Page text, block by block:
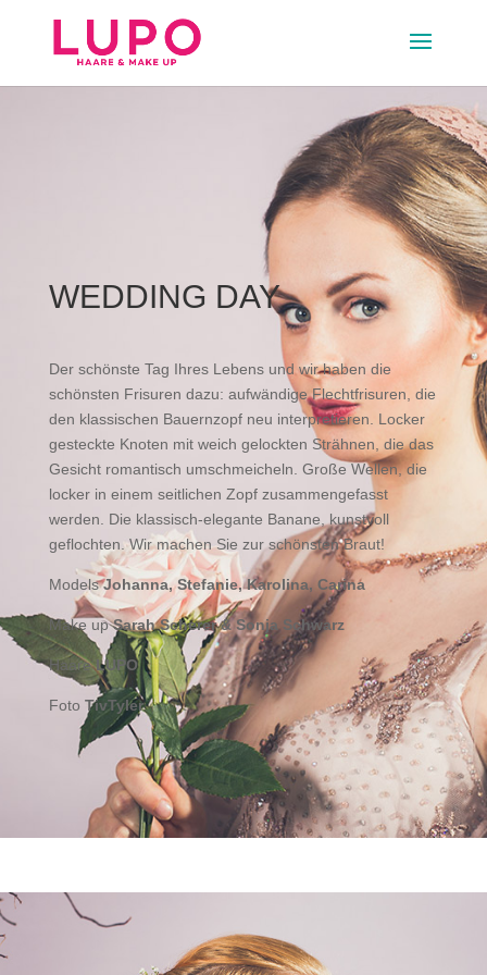
WEDDING DAY
Der schönste Tag Ihres Lebens und wir haben die
schönsten Frisuren dazu: aufwändige Flechtfrisuren, die
den klassischen Bauernzopf neu interpretieren. Locker
gesteckte Knoten mit weich gelockten Strähnen, die das
Gesicht romantisch umschmeicheln. Große Wellen, die
locker in einem seitlichen Zopf zusammengefasst
werden. Die klassisch-elegante Banane, kunstvoll
geflochten. Wir machen Sie zur schönsten Braut!
ModelsJohanna, Stefanie, Karolina, Carina
Make upSarah Scherer & Sonja Schwarz
HaareLUPO
Foto TivTyler